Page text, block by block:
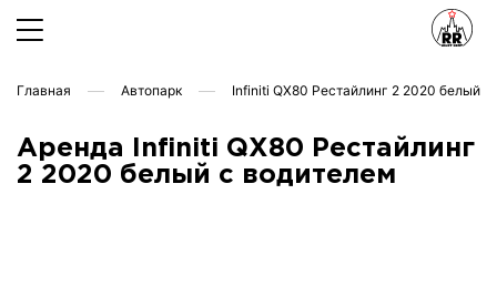
Главная Автопарк Infiniti QX80 Рестайлинг 2 2020 белый
Аренда Infiniti QX80 Рестайлинг
2 2020 белый с водителем